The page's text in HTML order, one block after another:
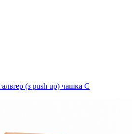
(з push up) чашка С